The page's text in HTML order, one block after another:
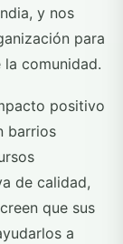
y nos
para
comunidad.
positivo
barrios
de calidad,
que sus
a